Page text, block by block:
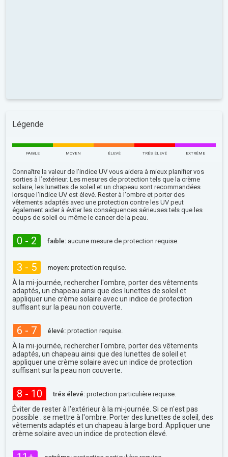
Légende
FAIBLE MOYEN ÉLEVÉ TRÉS ÉLEVÉ EXTRÊME
Connaître la valeur de l'indice UV vous aidera à mieux planifier vos
sorties à l’extérieur. Les mesures de protection tels que la crème
solaire, les lunettes de soleil et un chapeau sont recommandées
lorsque l'indice UV est élevé. Rester à l'ombre et porter des
vêtements adaptés avec une protection contre les UV peut
également aider à éviter les conséquences sérieuses tels que les
coups de soleil ou même le cancer de la peau.
0 - 2 faible: aucune mesure de protection requise.
3 - 5 moyen: protection requise.
À la mi-journée, rechercher l'ombre, porter des vêtements
adaptés, un chapeau ainsi que des lunettes de soleil et
appliquer une crème solaire avec un indice de protection
suffisant sur la peau non couverte.
6 - 7 élevé: protection requise.
À la mi-journée, rechercher l'ombre, porter des vêtements
adaptés, un chapeau ainsi que des lunettes de soleil et
appliquer une crème solaire avec un indice de protection
suffisant sur la peau non couverte.
8 - 10 trés élevé: protection particulière requise.
Éviter de rester à l'extérieur à la mi-journée. Si ce n'est pas
possible : se mettre à l'ombre. Porter des lunettes de soleil, des
vêtements adaptés et un chapeau à large bord. Appliquer une
crème solaire avec un indice de protection élevé.